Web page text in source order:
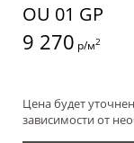
OU 01 GP
9 270 р/м2
Цена будет
зависимости от